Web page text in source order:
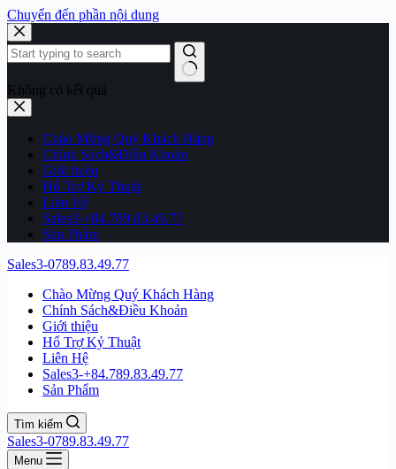
Chuyển đến phần nội dung
Không có kết quả
Chào Mừng Quý Khách Hàng
Chính Sách&Điều Khoản
Giới thiệu
Hổ Trợ Kỷ Thuật
Liên Hệ
Sales3-+84.789.83.49.77
Sản Phẩm
Sales3-0789.83.49.77
Chào Mừng Quý Khách Hàng
Chính Sách&Điều Khoản
Giới thiệu
Hổ Trợ Kỷ Thuật
Liên Hệ
Sales3-+84.789.83.49.77
Sản Phẩm
Tìm kiếm
Sales3-0789.83.49.77
Menu